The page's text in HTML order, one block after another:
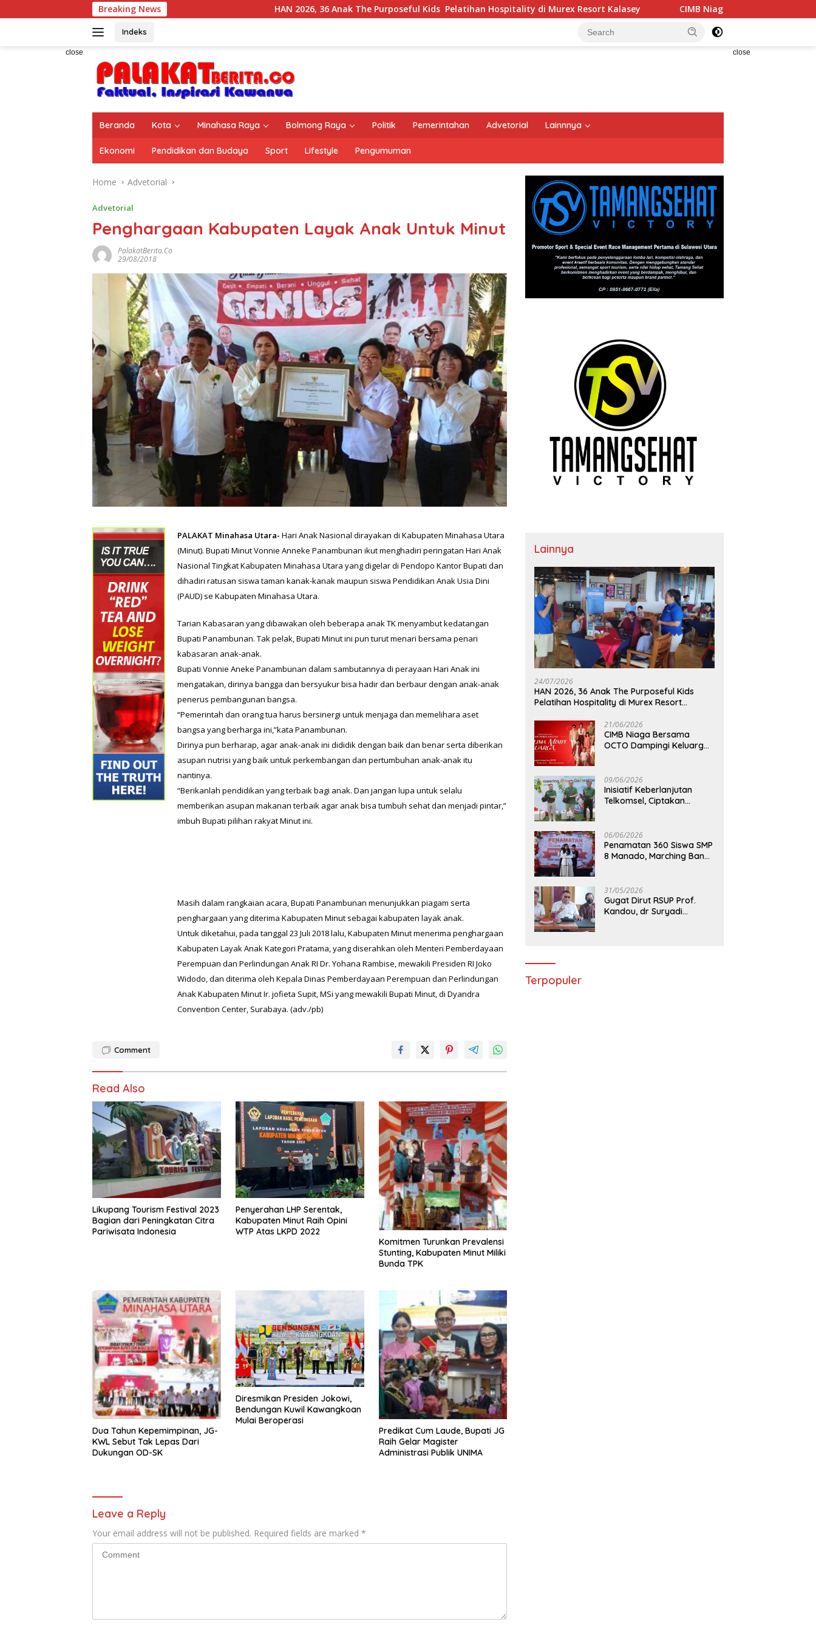
to
Breaking News HAN 2026, 36 Anak The Purposeful Kids Pelatihan Hospitality di Murex Resort Kalasey CIMB Niaga Bersama OCTO Dampingi
Indeks
close close
Beranda Kota Minahasa Raya Bolmong Raya Politik Pemerintahan Advetorial Lainnnya
Ekonomi Pendidikan dan Budaya Sport Lifestyle Pengumuman
Home Advetorial
Advetorial
Penghargaan Kabupaten Layak Anak Untuk Minut
PalakatBerita.co
29/08/2018
PALAKAT Minahasa Utara- Hari Anak Nasional dirayakan di Kabupaten Minahasa Utara
(Minut). Bupati Minut Vonnie Anneke Panambunan ikut menghadiri peringatan Hari Anak
Nasional Tingkat Kabupaten Minahasa Utara yang digelar di Pendopo Kantor Bupati dan
dihadiri ratusan siswa taman kanak-kanak maupun siswa Pendidikan Anak Usia Dini
(PAUD) se Kabupaten Minahasa Utara.
Tarian Kabasaran yang dibawakan oleh beberapa anak TK menyambut kedatangan
Bupati Panambunan. Tak pelak, Bupati Minut ini pun turut menari bersama penari
kabasaran anak-anak.
Bupati Vonnie Aneke Panambunan dalam sambutannya di perayaan Hari Anak ini
mengatakan, dirinya bangga dan bersyukur bisa hadir dan berbaur dengan anak-anak
penerus pembangunan bangsa.
“Pemerintah dan orang tua harus bersinergi untuk menjaga dan memelihara aset
bangsa yang berharga ini,”kata Panambunan.
Dirinya pun berharap, agar anak-anak ini dididik dengan baik dan benar serta diberikan
asupan nutrisi yang baik untuk perkembangan dan pertumbuhan anak-anak itu
nantinya.
“Berikanlah pendidikan yang terbaik bagi anak. Dan jangan lupa untuk selalu
memberikan asupan makanan terbaik agar anak bisa tumbuh sehat dan menjadi pintar,”
imbuh Bupati pilihan rakyat Minut ini.
Masih dalam rangkaian acara, Bupati Panambunan menunjukkan piagam serta
penghargaan yang diterima Kabupaten Minut sebagai kabupaten layak anak.
Untuk diketahui, pada tanggal 23 Juli 2018 lalu, Kabupaten Minut menerima penghargaan
Kabupaten Layak Anak Kategori Pratama, yang diserahkan oleh Menteri Pemberdayaan
Perempuan dan Perlindungan Anak RI Dr. Yohana Rambise, mewakili Presiden RI Joko
Widodo, dan diterima oleh Kepala Dinas Pemberdayaan Perempuan dan Perlindungan
Anak Kabupaten Minut Ir. jofieta Supit, MSi yang mewakili Bupati Minut, di Dyandra
Convention Center, Surabaya. (adv./pb)
Comment
Read Also
Likupang Tourism Festival 2023
Bagian dari Peningkatan Citra
Pariwisata Indonesia
Penyerahan LHP Serentak,
Kabupaten Minut Raih Opini
WTP Atas LKPD 2022
Komitmen Turunkan Prevalensi
Stunting, Kabupaten Minut Miliki
Bunda TPK
Dua Tahun Kepemimpinan, JG-
KWL Sebut Tak Lepas Dari
Dukungan OD-SK
Diresmikan Presiden Jokowi,
Bendungan Kuwil Kawangkoan
Mulai Beroperasi
Predikat Cum Laude, Bupati JG
Raih Gelar Magister
Administrasi Publik UNIMA
Leave a Reply
Your email address will not be published. Required fields are marked *
Lainnya
24/07/2026
HAN 2026, 36 Anak The Purposeful Kids
Pelatihan Hospitality di Murex Resort
21/06/2026
CIMB Niaga Bersama
OCTO Dampingi Keluarga
09/06/2026
Inisiatif Keberlanjutan
Telkomsel, Ciptakan
06/06/2026
Penamatan 360 Siswa SMP
8 Manado, Marching Band
31/05/2026
Gugat Dirut RSUP Prof.
Kandou, dr Suryadi
Terpopuler